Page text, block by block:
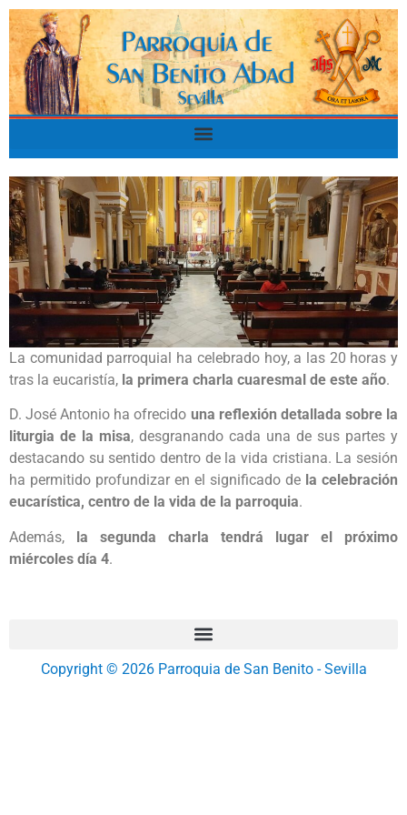
La comunidad parroquial ha celebrado hoy, a las 20 horas y
tras la eucaristía, la primera charla cuaresmal de este año.
D. José Antonio ha ofrecido una reflexión detallada sobre la
liturgia de la misa, desgranando cada una de sus partes y
destacando su sentido dentro de la vida cristiana. La sesión
ha permitido profundizar en el significado de la celebración
eucarística, centro de la vida de la parroquia.
Además, la segunda charla tendrá lugar el próximo
miércoles día 4.
Copyright © 2026 Parroquia de San Benito - Sevilla